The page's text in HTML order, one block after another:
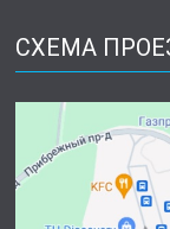
СХЕМА